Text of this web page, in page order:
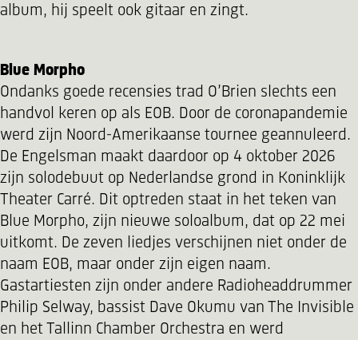
album, hij speelt ook gitaar en zingt.
Blue Morpho
Ondanks goede recensies trad O’Brien slechts een
handvol keren op als EOB. Door de coronapandemie
werd zijn Noord-Amerikaanse tournee geannuleerd.
De Engelsman maakt daardoor op 4 oktober 2026
zijn solodebuut op Nederlandse grond in Koninklijk
Theater Carré. Dit optreden staat in het teken van
Blue Morpho, zijn nieuwe soloalbum, dat op 22 mei
uitkomt. De zeven liedjes verschijnen niet onder de
naam EOB, maar onder zijn eigen naam.
Gastartiesten zijn onder andere Radioheaddrummer
Philip Selway, bassist Dave Okumu van The Invisible
en het Tallinn Chamber Orchestra en werd